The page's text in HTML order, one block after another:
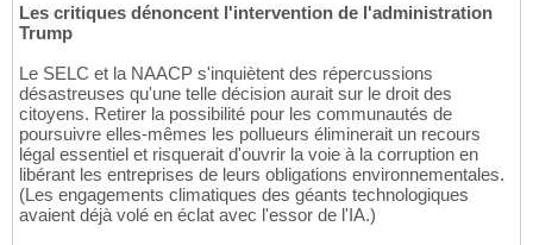
Les critiques dénoncent l'intervention de l'administration
Trump
Le SELC et la NAACP s'inquiètent des répercussions
désastreuses qu'une telle décision aurait sur le droit des
citoyens. Retirer la possibilité pour les communautés de
poursuivre elles-mêmes les pollueurs éliminerait un recours
légal essentiel et risquerait d'ouvrir la voie à la corruption en
libérant les entreprises de leurs obligations environnementales.
(Les engagements climatiques des géants technologiques
avaient déjà volé en éclat avec l'essor de l'IA.)